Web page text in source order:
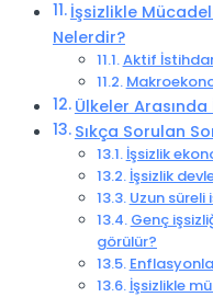
İşsizlikle
Nelerdir?
Aktif
Ülkeler
Sıkça Sorulan
İşsizlik
İşsizlik
Uzun
Genç
görülür?
İşsizlikle